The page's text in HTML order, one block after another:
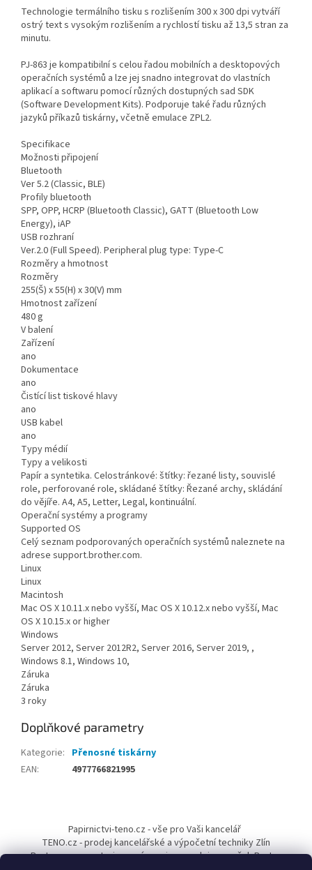
Technologie termálního tisku s rozlišením 300 x 300 dpi vytváří
ostrý text s vysokým rozlišením a rychlostí tisku až 13,5 stran za
minutu.
PJ-863 je kompatibilní s celou řadou mobilních a desktopových
operačních systémů a lze jej snadno integrovat do vlastních
aplikací a softwaru pomocí různých dostupných sad SDK
(Software Development Kits). Podporuje také řadu různých
jazyků příkazů tiskárny, včetně emulace ZPL2.
Specifikace
Možnosti připojení
Bluetooth
Ver 5.2 (Classic, BLE)
Profily bluetooth
SPP, OPP, HCRP (Bluetooth Classic), GATT (Bluetooth Low
Energy), iAP
USB rozhraní
Ver.2.0 (Full Speed). Peripheral plug type: Type-C
Rozměry a hmotnost
Rozměry
255(Š) x 55(H) x 30(V) mm
Hmotnost zařízení
480 g
V balení
Zařízení
ano
Dokumentace
ano
Čistící list tiskové hlavy
ano
USB kabel
ano
Typy médií
Typy a velikosti
Papír a syntetika. Celostránkové: štítky: řezané listy, souvislé
role, perforované role, skládané štítky: Řezané archy, skládání
do vějíře. A4, A5, Letter, Legal, kontinuální.
Operační systémy a programy
Supported OS
Celý seznam podporovaných operačních systémů naleznete na
adrese support.brother.com.
Linux
Linux
Macintosh
Mac OS X 10.11.x nebo vyšší, Mac OS X 10.12.x nebo vyšší, Mac
OS X 10.15.x or higher
Windows
Server 2012, Server 2012R2, Server 2016, Server 2019, ,
Windows 8.1, Windows 10,
Záruka
Záruka
3 roky
Doplňkové parametry
Kategorie: Přenosné tiskárny
EAN: 4977766821995
a
Papirnictvi-teno.cz - vše pro Vaši kancelář
TENO.cz - prodej kancelářské a výpočetní techniky Zlín
Pantum-cr.cz - autorizovaný servis a prodejce značek Pantum